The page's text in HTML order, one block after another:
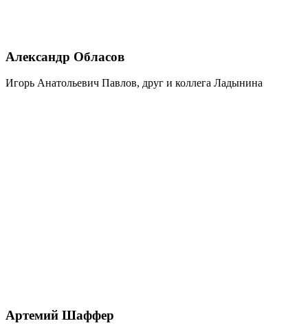
Александр Обласов
Игорь Анатольевич Павлов, друг и коллега Ладынина
Артемий Шаффер